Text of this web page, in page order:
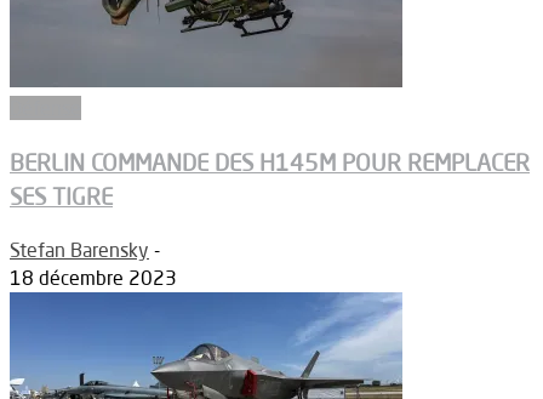
BERLIN COMMANDE DES H145M POUR REMPLACER
SES TIGRE
Stefan Barensky -
18 décembre 2023